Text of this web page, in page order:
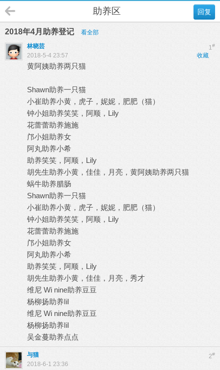
回复
助养区
2018年4月助养登记 看全部
1#
林晓芸
收藏
2018-5-4 23:57
黄阿姨助养两只猫
Shawn助养一只猫
小崔助养小黄，虎子，妮妮，肥肥（猫）
钟小姐助养笑笑，阿顺，Lily
花蕾蕾助养施施
邝小姐助养女
阿丸助养小希
助养笑笑，阿顺，Lily
胡先生助养小黄，佳佳，月亮，黄阿姨助养两只猫
蜗牛助养腊肠
Shawn助养一只猫
小崔助养小黄，虎子，妮妮，肥肥（猫）
钟小姐助养笑笑，阿顺，Lily
花蕾蕾助养施施
邝小姐助养女
阿丸助养小希
助养笑笑，阿顺，Lily
胡先生助养小黄，佳佳，月亮，秀才
维尼 Wi nine助养豆豆
杨柳扬助养Iil
维尼 Wi nine助养豆豆
杨柳扬助养Iil
吴金蔓助养点点
2#
与猫
2018-6-1 23:36